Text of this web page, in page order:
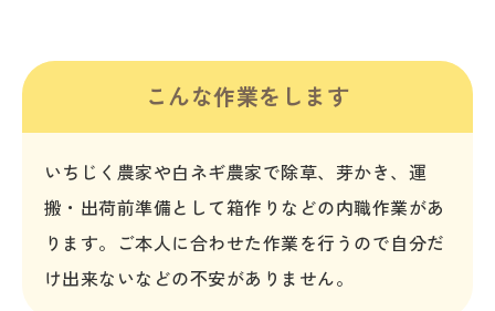
こんな作業をします
いちじく農家や白ネギ農家で除草、芽かき、運
搬・出荷前準備として箱作りなどの内職作業があ
ります。ご本人に合わせた作業を行うので自分だ
け出来ないなどの不安がありません。